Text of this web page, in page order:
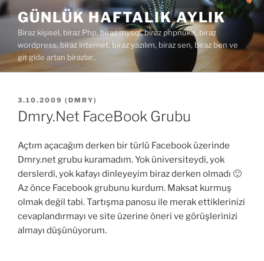
İçeriğe
geç
GÜNLÜK HAFTALIK AYLIK
Biraz kişisel, biraz Php, biraz mysql, biraz phpnuke, biraz
wordpress, biraz internet, biraz yazılım, biraz sen, biraz ben ve
git gide artan birazlar..
YAYIM
TARIHI
3.10.2009 ( DMRY)
Dmry.Net FaceBook Grubu
Açtım açacağım derken bir türlü Facebook üzerinde
Dmry.net grubu kuramadım. Yok üniversiteydi, yok
derslerdi, yok kafayı dinleyeyim biraz derken olmadı 🙂
Az önce Facebook grubunu kurdum. Maksat kurmuş
olmak değil tabi. Tartışma panosu ile merak ettiklerinizi
cevaplandırmayı ve site üzerine öneri ve görüşlerinizi
almayı düşünüyorum.